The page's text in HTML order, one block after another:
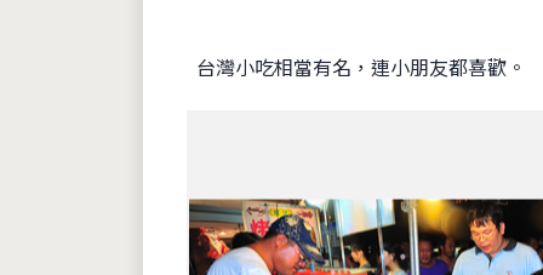
台灣小吃相當有名，連小朋友都喜歡。